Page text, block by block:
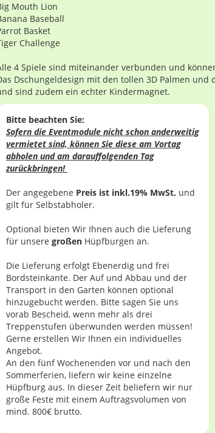
Mouth Lion
Baseball
Basket
Challenge
4 Spiele sind miteinander verbunden und
Dschungeldesign mit den tollen 3D Palmen
sind zudem ein echter Kindermagnet.
Bitte beachten Sie:
Sofern die Eventmodule nicht schon anderweitig
vermietet sind, können Sie diese am Vortag
abholen und am darauffolgenden Tag
zurückbringen!
Der angegebene Preis ist inkl.19% MwSt. und
gilt für Selbstabholer.
Optional bieten Wir Ihnen auch die Lieferung
für unsere großen Hüpfburgen an.
Die Lieferung erfolgt Ebenerdig und frei
Bordsteinkante. Der Auf und Abbau und der
Transport in den Garten können optional
hinzugebucht werden. Bitte sagen Sie uns
vorab Bescheid, wenn mehr als drei
Treppenstufen überwunden werden müssen!
Gerne erstellen Wir Ihnen ein individuelles
Angebot.
An den fünf Wochenenden vor und nach den
Sommerferien, liefern wir keine einzelne
Hüpfburg aus. In dieser Zeit beliefern wir nur
große Feste mit einem Auftragsvolumen von
mind. 800€ brutto.